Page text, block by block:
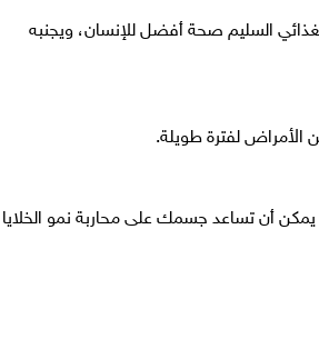
السليم صحة أفضل للإنسان، ويجنبه
الأمراض لفترة طويلة.
التي يمكن أن تساعد جسمك على محاربة نمو الخلايا